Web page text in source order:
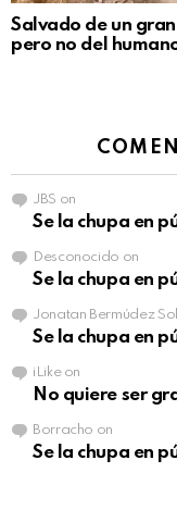
Salvado de un
pero no del
JBS on
Se la chupa en
Desconocido on
Se la chupa en
Jonatan Bermúdez
Se la chupa en
iLikeon
No quiere ser
Borracho on
Se la chupa en